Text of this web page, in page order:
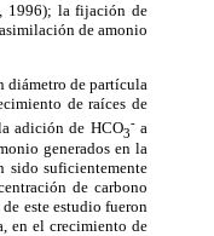
1996); la fijación de
de amonio
diámetro de partícula
de raíces de
adición de HCO3
-a
generados en la
sido suficientemente
de carbono
este estudio fueron
en el crecimiento de